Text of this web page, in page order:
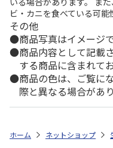
ビ・カニを食べている可能
その他
商品写真はイメージで
商品内容として記載
する商品に含まれて
商品の色は、ご覧に
際と異なる場合があり
ホーム ネットショップ